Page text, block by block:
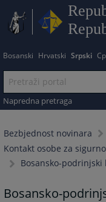
Bosanski Hrvatski Srpski
Napredna pretraga
Bezbjednost novinara
Kontakt osobe za
Bosansko-podrinjski
Bosansko-